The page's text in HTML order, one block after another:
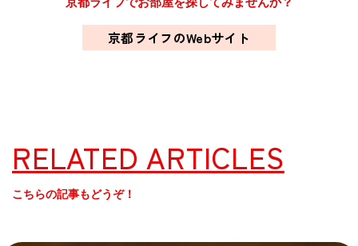
京都ライフのWebサイト
RELATED ARTICLES
こちらの記事もどうぞ！